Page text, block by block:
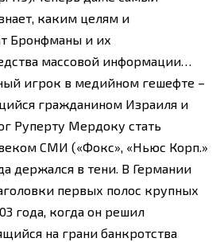
каким целям и
Бронфманы и их
массовой информации…
игрок в медийном гешефте –
гражданином Израиля и
Руперту Мердоку стать
СМИ («Фокс», «Ньюс Корп.»
держался в тени. В Германии
первых полос крупных
года, когда он решил
на грани банкротства